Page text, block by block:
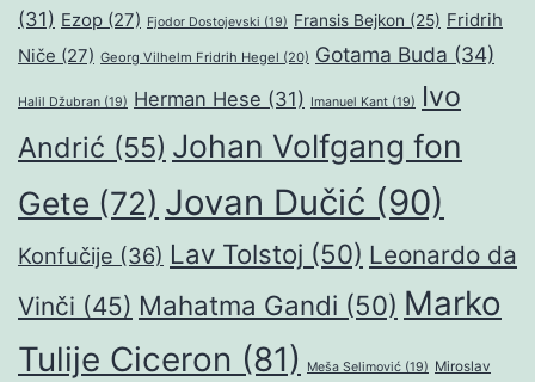
(31) Ezop (27) Fjodor Dostojevski (19) Fransis Bejkon (25) Fridrih
Niče (27) Georg Vilhelm Fridrih Hegel (20) Gotama Buda (34)
Halil Džubran (19) Herman Hese (31) Imanuel Kant (19)
Ivo
Andrić (55) Johan Volfgang fon
Gete (72) Jovan Dučić (90)
Konfučije (36) Lav Tolstoj (50) Leonardo da
Vinči (45) Mahatma Gandi (50) Marko
Tulije Ciceron (81) Meša Selimović (19) Miroslav